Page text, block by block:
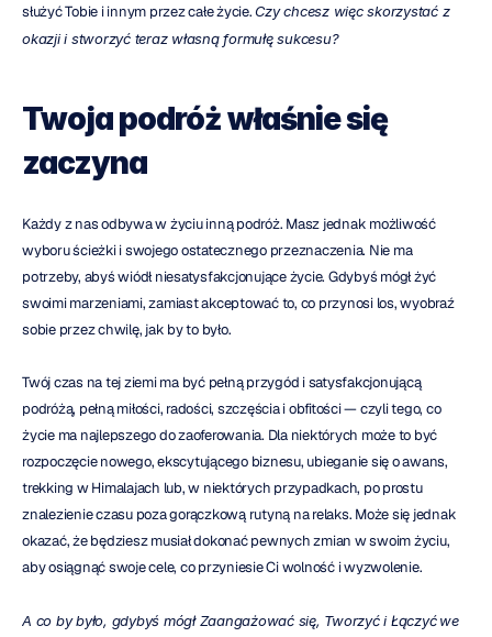
służyć Tobie i innym przez całe życie. Czy chcesz więc skorzystać z
okazji i stworzyć teraz własną formułę sukcesu?
Twoja podróż właśnie się
zaczyna
Każdy z nas odbywa w życiu inną podróż. Masz jednak możliwość
wyboru ścieżki i swojego ostatecznego przeznaczenia. Nie ma
potrzeby, abyś wiódł niesatysfakcjonujące życie. Gdybyś mógł żyć
swoimi marzeniami, zamiast akceptować to, co przynosi los, wyobraź
sobie przez chwilę, jak by to było.
Twój czas na tej ziemi ma być pełną przygód i satysfakcjonującą
podróżą, pełną miłości, radości, szczęścia i obfitości — czyli tego, co
życie ma najlepszego do zaoferowania. Dla niektórych może to być
rozpoczęcie nowego, ekscytującego biznesu, ubieganie się o awans,
trekking w Himalajach lub, w niektórych przypadkach, po prostu
znalezienie czasu poza gorączkową rutyną na relaks. Może się jednak
okazać, że będziesz musiał dokonać pewnych zmian w swoim życiu,
aby osiągnąć swoje cele, co przyniesie Ci wolność i wyzwolenie.
A co by było, gdybyś mógł Zaangażować się, Tworzyć i Łączyć we